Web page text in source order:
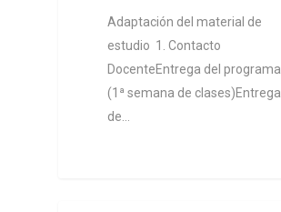
Adaptación del material de
estudio 1. Contacto
DocenteEntrega del programa
(1ª semana de clases)Entrega
de…